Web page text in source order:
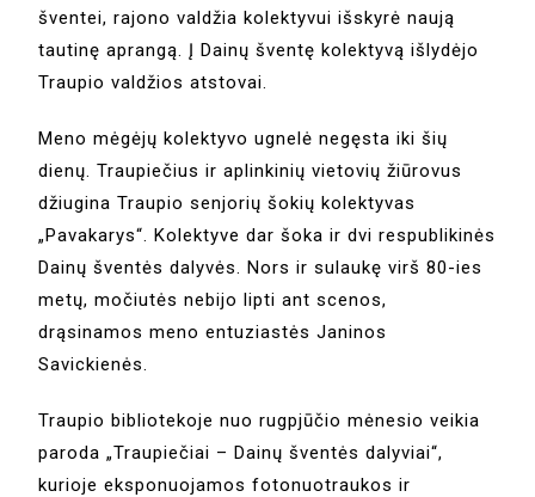
šventei, rajono valdžia kolektyvui išskyrė naują
tautinę aprangą. Į Dainų šventę kolektyvą išlydėjo
Traupio valdžios atstovai.
Meno mėgėjų kolektyvo ugnelė negęsta iki šių
dienų. Traupiečius ir aplinkinių vietovių žiūrovus
džiugina Traupio senjorių šokių kolektyvas
„Pavakarys“. Kolektyve dar šoka ir dvi respublikinės
Dainų šventės dalyvės. Nors ir sulaukę virš 80-ies
metų, močiutės nebijo lipti ant scenos,
drąsinamos meno entuziastės Janinos
Savickienės.
Traupio bibliotekoje nuo rugpjūčio mėnesio veikia
paroda „Traupiečiai – Dainų šventės dalyviai“,
kurioje eksponuojamos fotonuotraukos ir